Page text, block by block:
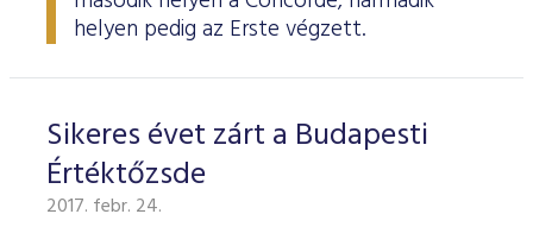
helyen pedig az Erste végzett.
Sikeres évet zárt a Budapesti
Értéktőzsde
2017. febr. 24.